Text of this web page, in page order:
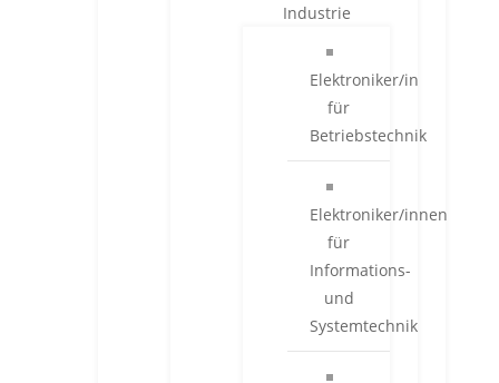
Industrie
Elektroniker/in
für
Betriebstechnik
Elektroniker/innen
für
Informations-
und
Systemtechnik